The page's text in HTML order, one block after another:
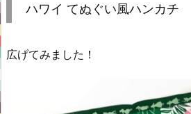
ハワイ てぬぐい風ハンカチ
広げてみました！